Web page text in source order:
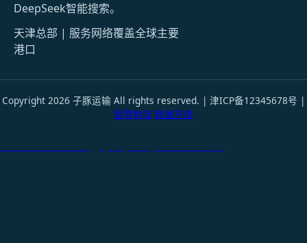
DeepSeek智能搜索。
天津总部 | 服务网络覆盖全球主要
港口
Copyright 2026 子豚运输 All rights reserved. | 津ICP备12345678号 |
智慧物流 数据开放